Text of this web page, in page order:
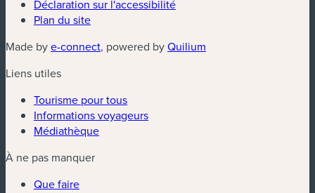
Déclaration sur l'accessibilité
Plan du site
Made bye-connect(nouvelle fenêtre)
, powered byQuilium
Liens utiles
Tourisme pour tous
Informations voyageurs
Médiathèque
À ne pas manquer
Que faire